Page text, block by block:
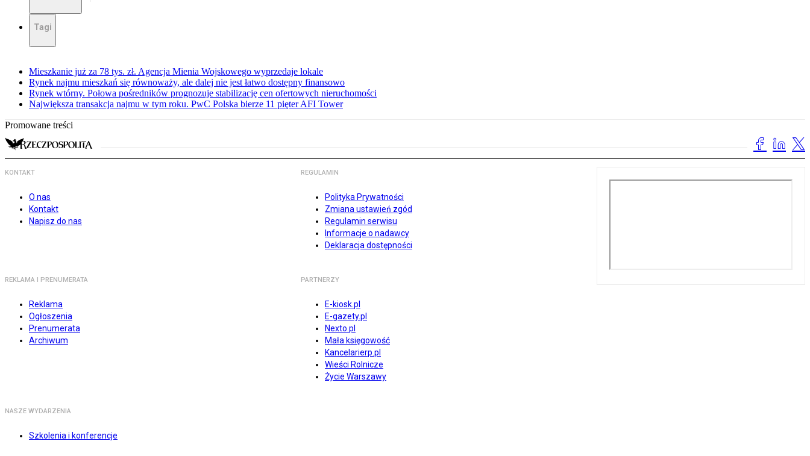
Tagi
Mieszkanie już za 78 tys. zł. Agencja Mienia Wojskowego wyprzedaje lokale
Rynek najmu mieszkań się równoważy, ale dalej nie jest łatwo dostępny finansowo
Rynek wtórny. Połowa pośredników prognozuje stabilizację cen ofertowych nieruchomości
Największa transakcja najmu w tym roku. PwC Polska bierze 11 pięter AFI Tower
Promowane treści
KONTAKT
O nas
Kontakt
Napisz do nas
REGULAMIN
Polityka Prywatności
Zmiana ustawień zgód
Regulamin serwisu
Informacje o nadawcy
Deklaracja dostępności
REKLAMA I PRENUMERATA
Reklama
Ogłoszenia
Prenumerata
Archiwum
PARTNERZY
E-kiosk.pl
E-gazety.pl
Nexto.pl
Mała księgowość
Kancelarierp.pl
Wieści Rolnicze
Życie Warszawy
NASZE WYDARZENIA
Szkolenia i konferencje